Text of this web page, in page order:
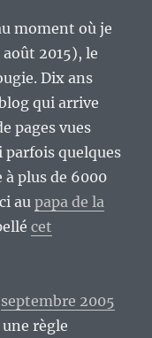
moment où je
2015), le
Dix ans
qui arrive
pages vues
quelques
plus de 6000
aupapa de la
cet
septembre 2005
règle